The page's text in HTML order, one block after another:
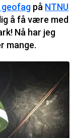
geofag på NTNU
å få være med
Nå har jeg
mange.